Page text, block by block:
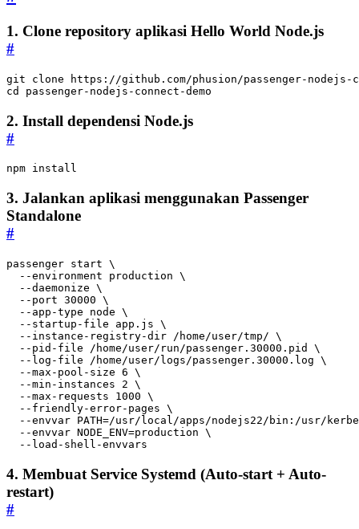
1. Clone repository aplikasi Hello World Node.js
#
cd passenger-nodejs-connect-demo
2️. Install dependensi Node.js
#
npm install
3️. Jalankan aplikasi menggunakan Passenger
Standalone
#
passenger start
  --environment production
  --daemonize
  --port
30000
  --app-type node
  --startup-file app.js
  --instance-registry-dir /home/user/tmp/
  --pid-file /home/user/run/passenger.30000.pid
  --log-file /home/user/logs/passenger.30000.log
  --max-pool-size
6
  --min-instances
2
  --max-requests
1000
  --friendly-error-pages
  --envvar
PATH=/usr/local/apps/nodejs22/bin:/usr/
  --envvar
NODE_ENV=production
  --load-shell-envvars
4️. Membuat Service Systemd (Auto-start + Auto-
restart)
#